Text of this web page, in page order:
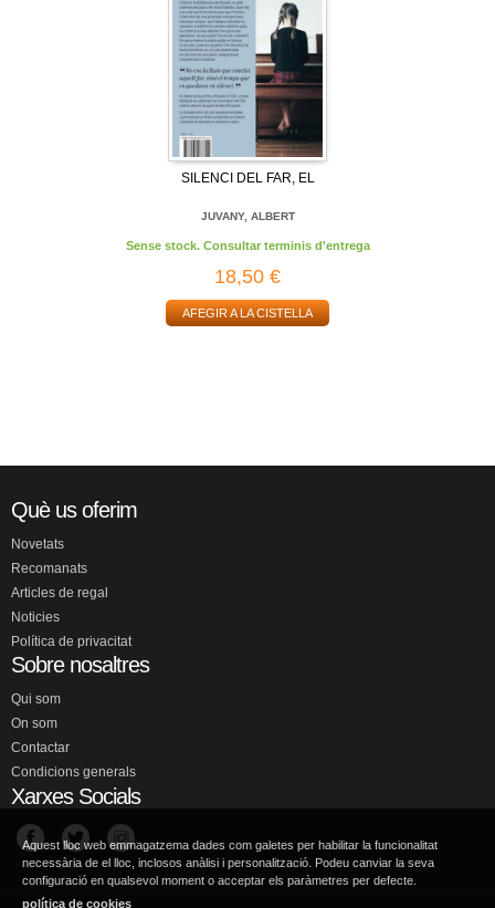
SILENCI DEL FAR, EL
JUVANY, ALBERT
Sense stock. Consultar terminis d'entrega
18,50 €
AFEGIR A LA CISTELLA
Què us oferim
Novetats
Recomanats
Articles de regal
Noticies
Política de privacitat
Sobre nosaltres
Qui som
On som
Contactar
Condicions generals
Xarxes Socials
Aquest lloc web emmagatzema dades com galetes per habilitar la funcionalitat
necessària de el lloc, inclosos anàlisi i personalització. Podeu canviar la seva
configuració en qualsevol moment o acceptar els paràmetres per defecte.
política de cookies